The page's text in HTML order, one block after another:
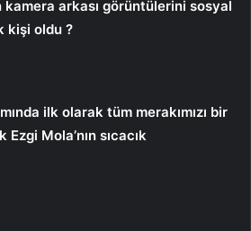
kamera arkası görüntülerini sosyal
kişi oldu ?
ilk olarak tüm merakımızı bir
Mola’nın sıcacık